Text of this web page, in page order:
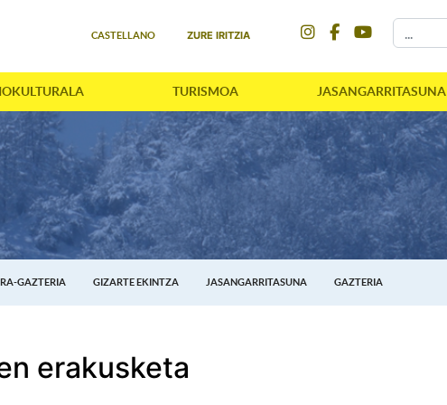
CASTELLANO ZURE IRITZIA
TURISMOA JASANGARRITASUNA
GAZTERIA GIZARTE EKINTZA JASANGARRITASUNA GAZTERIA
erakusketa